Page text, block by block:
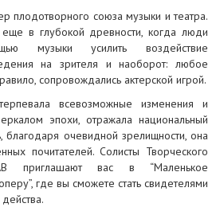
плодотворного союза музыки и театра.
в глубокой древности, когда люди
музыки усилить воздействие
на зрителя и наоборот: любое
сопровождались актерской игрой.
всевозможные изменения и
эпохи, отражала национальный
благодаря очевидной зрелищности, она
почитателей. Солисты Творческого
приглашают вас в “Маленькое
где вы сможете стать свидетелями